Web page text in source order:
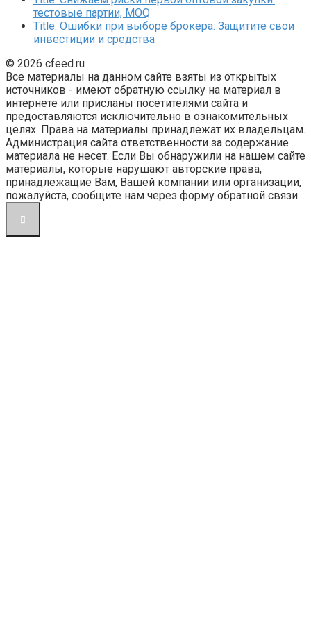
тестовые партии, MOQ
Title: Ошибки при выборе брокера: Защитите свои
инвестиции и средства
© 2026 cfeed.ru
Все материалы на данном сайте взяты из открытых
источников - имеют обратную ссылку на материал в
интернете или присланы посетителями сайта и
предоставляются исключительно в ознакомительных
целях. Права на материалы принадлежат их владельцам.
Администрация сайта ответственности за содержание
материала не несет. Если Вы обнаружили на нашем сайте
материалы, которые нарушают авторские права,
принадлежащие Вам, Вашей компании или организации,
пожалуйста, сообщите нам через форму обратной связи.